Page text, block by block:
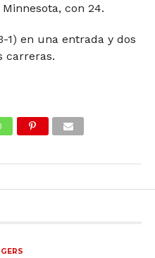
con 24.
1) en una entrada y dos
carreras.